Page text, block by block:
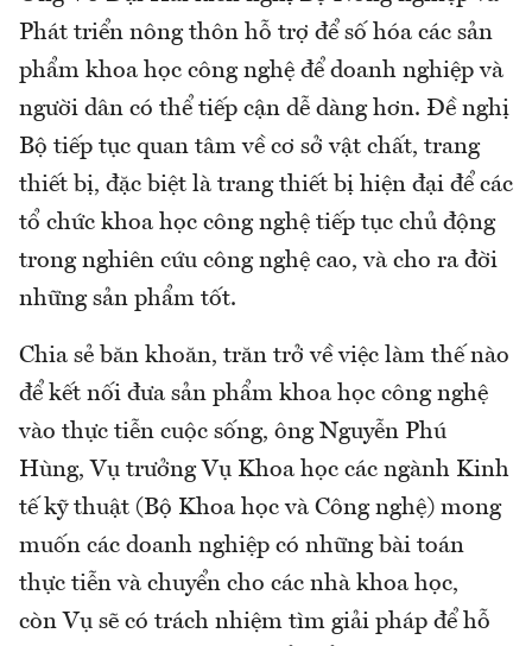
Phát triển nông thôn hỗ trợ để số hóa các sản
phẩm khoa học công nghệ để doanh nghiệp và
người dân có thể tiếp cận dễ dàng hơn. Đề nghị
Bộ tiếp tục quan tâm về cơ sở vật chất, trang
thiết bị, đặc biệt là trang thiết bị hiện đại để các
tổ chức khoa học công nghệ tiếp tục chủ động
trong nghiên cứu công nghệ cao, và cho ra đời
những sản phẩm tốt.
Chia sẻ băn khoăn, trăn trở về việc làm thế nào
để kết nối đưa sản phẩm khoa học công nghệ
vào thực tiễn cuộc sống, ông Nguyễn Phú
Hùng, Vụ trưởng Vụ Khoa học các ngành Kinh
tế kỹ thuật (Bộ Khoa học và Công nghệ) mong
muốn các doanh nghiệp có những bài toán
thực tiễn và chuyển cho các nhà khoa học,
còn Vụ sẽ có trách nhiệm tìm giải pháp để hỗ